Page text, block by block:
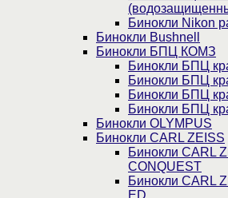
Бинокли Nikon
Бинокли Bushnell
Бинокли БПЦ КОМЗ
Бинокли БПЦ
Бинокли БПЦ
Бинокли БПЦ
Бинокли БПЦ
Бинокли OLYMPUS
Бинокли CARL ZEISS
Бинокли CARL
CONQUEST
Бинокли CARL